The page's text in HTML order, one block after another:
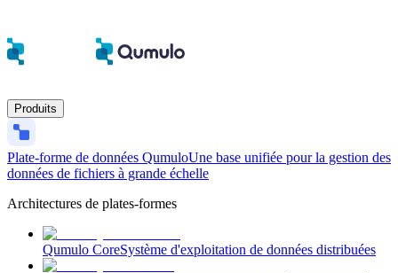
Produits
Plate-forme de données QumuloUne base unifiée pour la gestion des
données de fichiers à grande échelle
Architectures de plates-formes
Qumulo CoreSystème d'exploitation de données distribuées